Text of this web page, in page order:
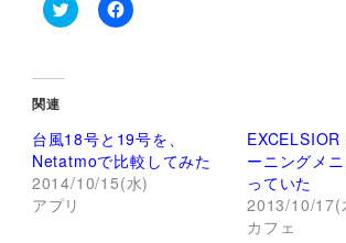
ク
し
て
T
i
t
t
e
r
で
F
で
共
有
す
関連
台風18号と19号を、
Netatmoで比較してみた
2014/10/15(水)
アプリ
ーニングメ
っていた
2013/10/17(
カフェ